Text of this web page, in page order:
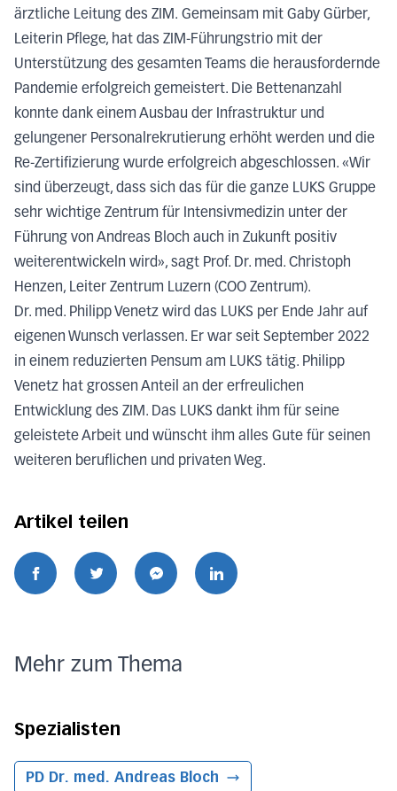
ärztliche Leitung des ZIM. Gemeinsam mit Gaby Gürber,
Leiterin Pflege, hat das ZIM-Führungstrio mit der
Unterstützung des gesamten Teams die herausfordernde
Pandemie erfolgreich gemeistert. Die Bettenanzahl
konnte dank einem Ausbau der Infrastruktur und
gelungener Personalrekrutierung erhöht werden und die
Re-Zertifizierung wurde erfolgreich abgeschlossen. «Wir
sind überzeugt, dass sich das für die ganze LUKS Gruppe
sehr wichtige Zentrum für Intensivmedizin unter der
Führung von Andreas Bloch auch in Zukunft positiv
weiterentwickeln wird», sagt Prof. Dr. med. Christoph
Henzen, Leiter Zentrum Luzern (COO Zentrum).
Dr. med. Philipp Venetz wird das LUKS per Ende Jahr auf
eigenen Wunsch verlassen. Er war seit September 2022
in einem reduzierten Pensum am LUKS tätig. Philipp
Venetz hat grossen Anteil an der erfreulichen
Entwicklung des ZIM. Das LUKS dankt ihm für seine
geleistete Arbeit und wünscht ihm alles Gute für seinen
weiteren beruflichen und privaten Weg.
Artikel teilen
Mehr zum Thema
Spezialisten
PD Dr. med. Andreas Bloch